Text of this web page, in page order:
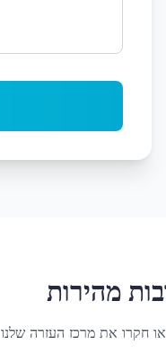
חקרו את מרכז העזרה שלנו